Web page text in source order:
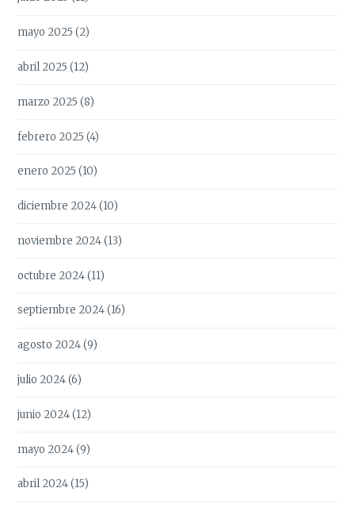
mayo 2025 (2)
abril 2025 (12)
marzo 2025 (8)
febrero 2025 (4)
enero 2025 (10)
diciembre 2024(10)
noviembre 2024(13)
octubre 2024(11)
septiembre 2024(16)
agosto 2024(9)
julio 2024(6)
junio 2024(12)
mayo 2024(9)
abril 2024(15)